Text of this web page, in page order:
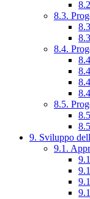
8.3.
8.4.
8.5.
9. Sviluppo
9.1.